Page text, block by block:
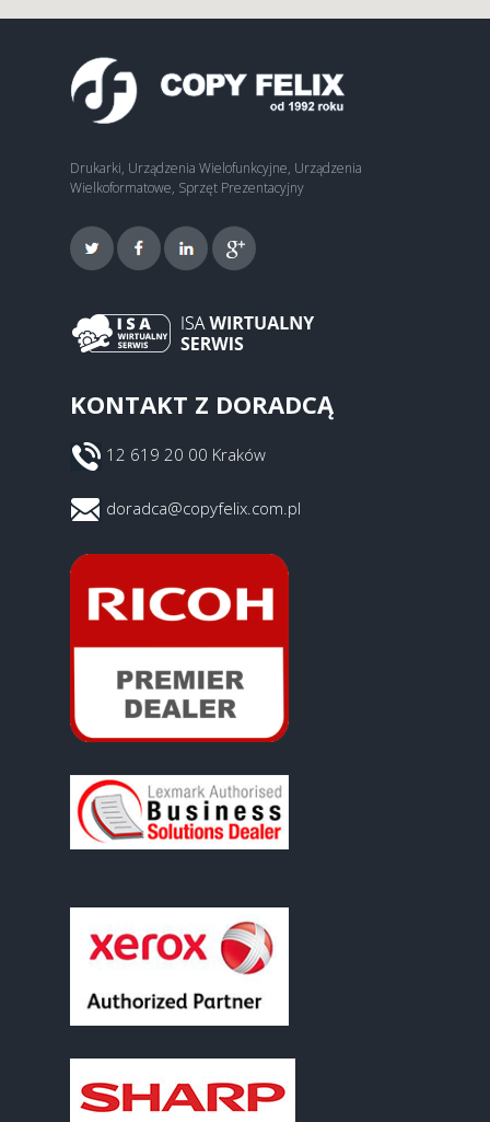
Drukarki, Urządzenia Wielofunkcyjne, Urządzenia
Wielkoformatowe, Sprzęt Prezentacyjny
KONTAKT Z DORADCĄ
12 619 20 00 Kraków
doradca@copyfelix.com.pl